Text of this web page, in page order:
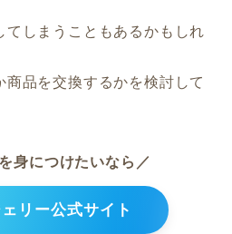
てしまうこともあるかもしれ
品を交換するかを検討して
身につけたいなら／
リー公式サイト